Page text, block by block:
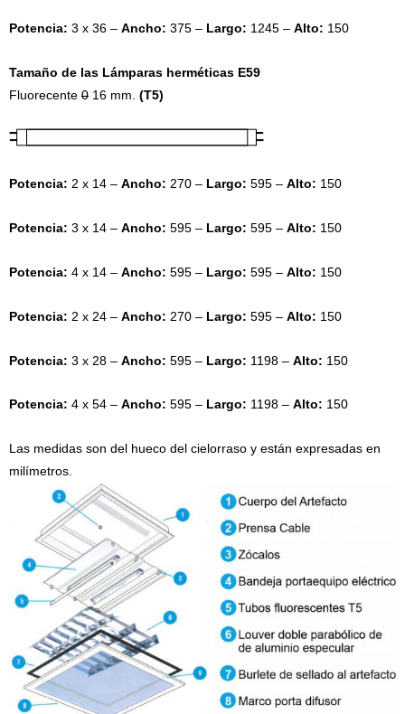
Potencia: 3 x 36 – Ancho: 375 – Largo: 1245 – Alto: 150
Tamaño de las Lámparas herméticas E59
Fluorecente 0 16 mm. (T5)
Potencia: 2 x 14 – Ancho: 270 – Largo: 595 – Alto: 150
Potencia: 3 x 14 – Ancho: 595 – Largo: 595 – Alto: 150
Potencia: 4 x 14 – Ancho: 595 – Largo: 595 – Alto: 150
Potencia: 2 x 24 – Ancho: 270 – Largo: 595 – Alto: 150
Potencia: 3 x 28 – Ancho: 595 – Largo: 1198 – Alto: 150
Potencia: 4 x 54 – Ancho: 595 – Largo: 1198 – Alto: 150
Las medidas son del hueco del cielorraso y están expresadas en
milímetros.